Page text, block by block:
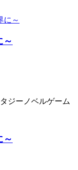
～
ジーノベルゲーム
～